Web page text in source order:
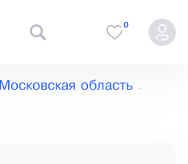
0
Московская область